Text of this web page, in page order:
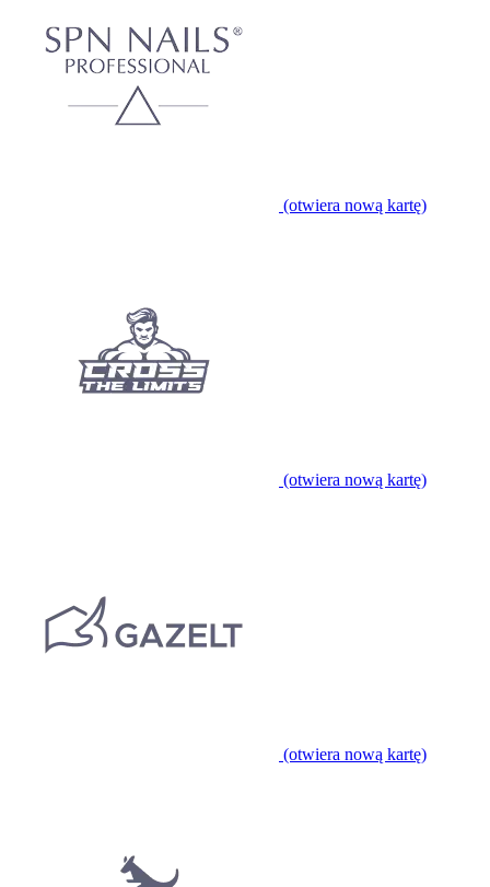
(otwiera nową kartę)
(otwiera nową kartę)
(otwiera nową kartę)